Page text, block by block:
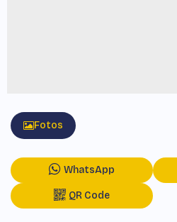
Fotos
WhatsApp
QR Code